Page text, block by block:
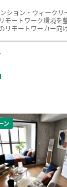
ション・ウィーク
モートワーク環境
モートワーカー向
ン